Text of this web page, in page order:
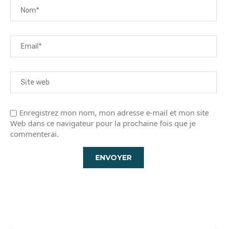
Enregistrez mon nom, mon adresse e-mail et mon site
Web dans ce navigateur pour la prochaine fois que je
commenterai.